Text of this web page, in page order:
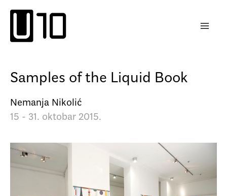
садржај
Samples of the Liquid Book
Nemanja Nikolić
15 - 31. oktobar 2015.